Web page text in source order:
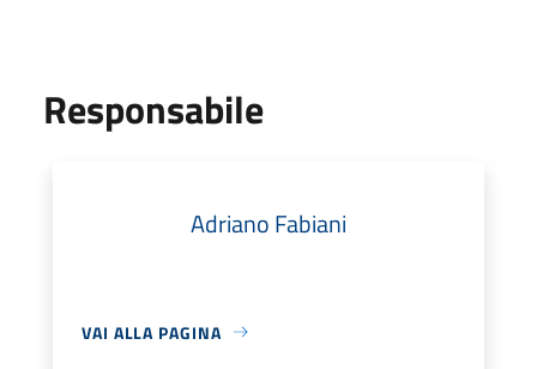
Responsabile
Adriano Fabiani
VAI ALLA PAGINA